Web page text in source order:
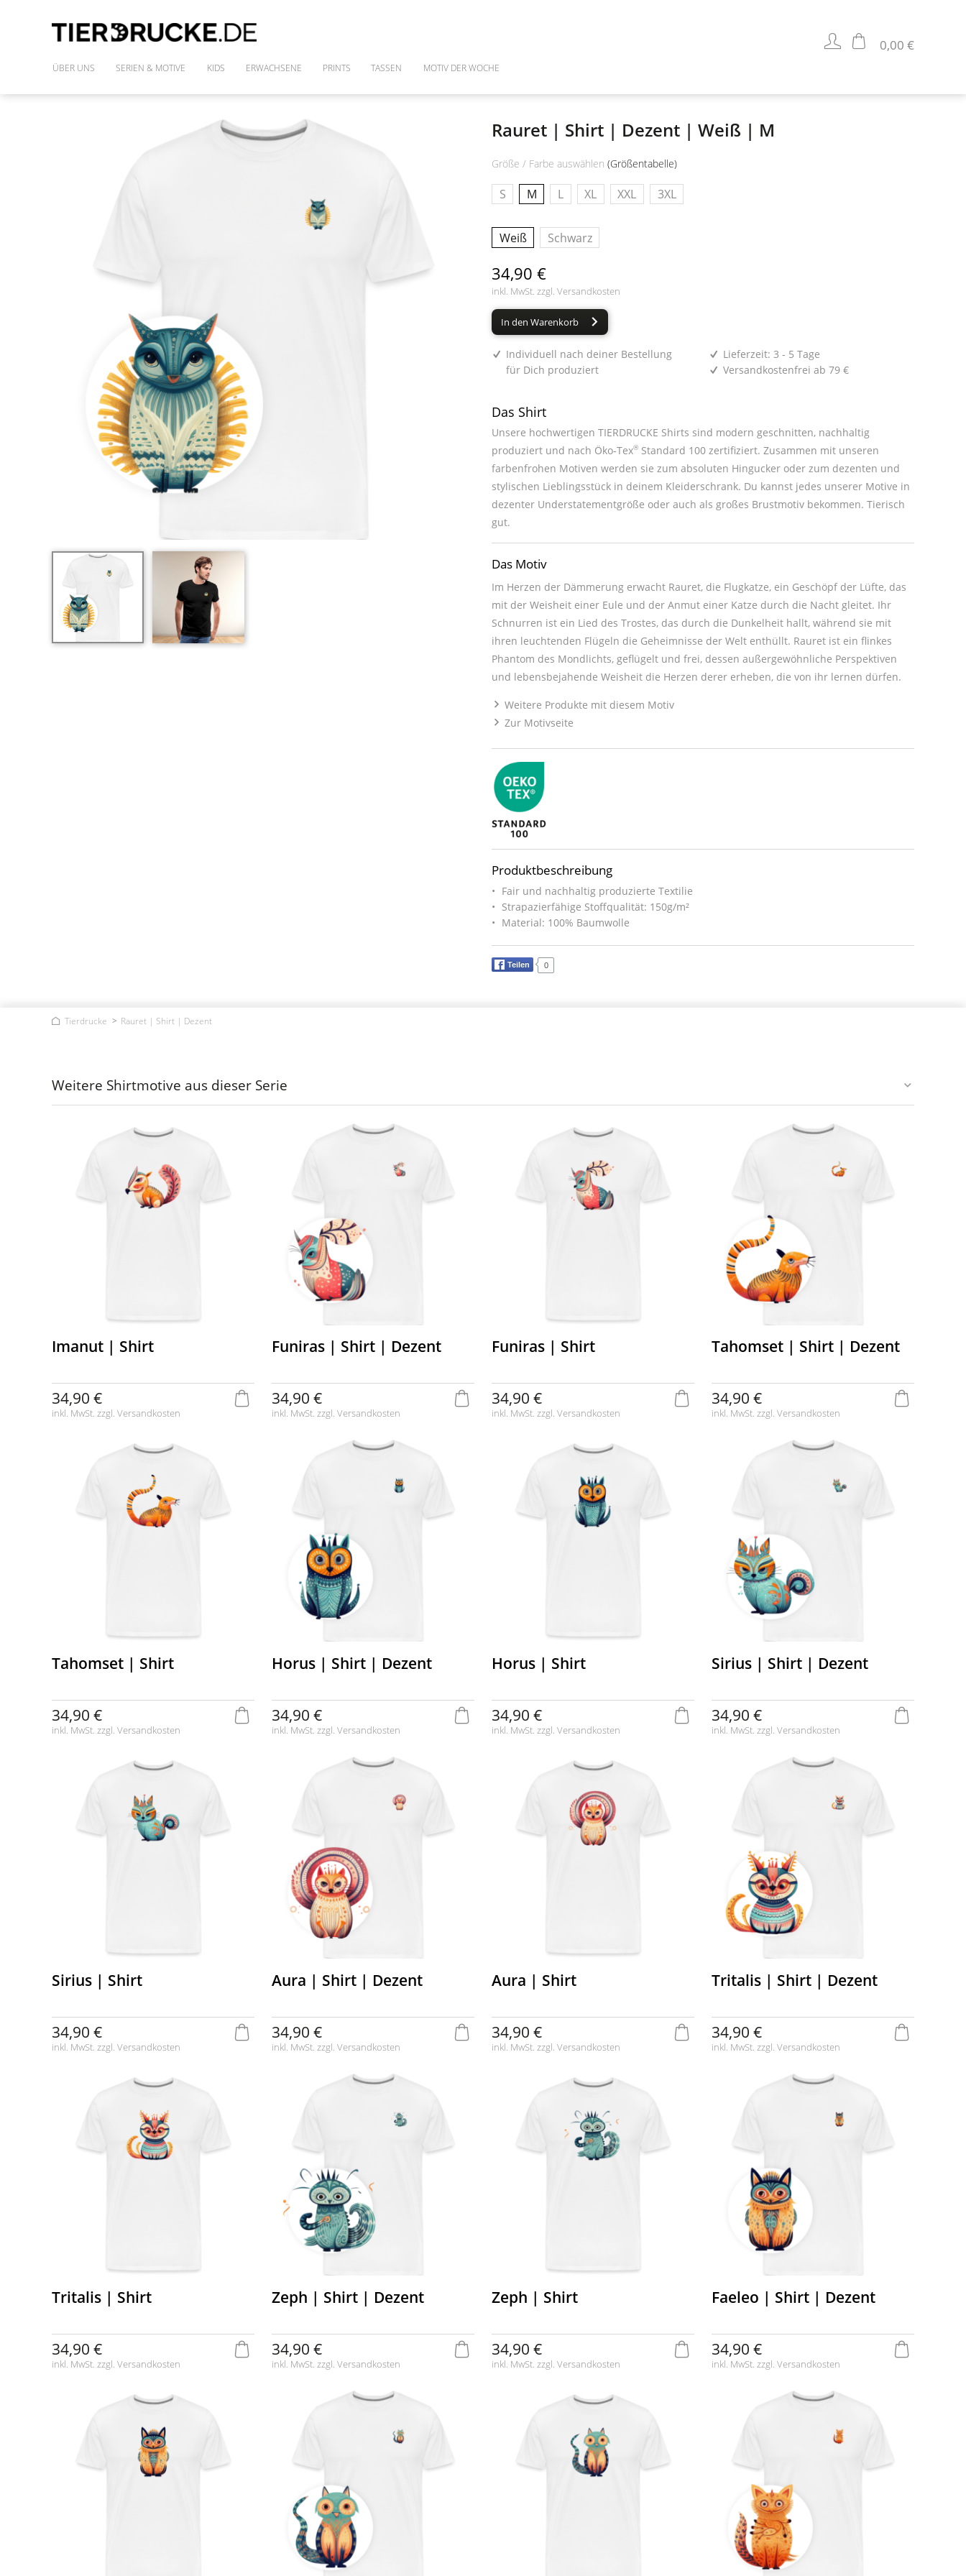
ÜBER UNS SERIEN & MOTIVE
IM WILDEN WALD
DIE FREUNDE DES PHARAO
KIDS ERWACHSENE
SHIRTS
FRAUENSHIRTS
PRINTS TASSEN MOTIV DER WOCHE
0,00 €
Rauret | Shirt | Dezent | Weiß | M
Größe / Farbe auswählen (Größentabelle)
S M L XL XXL 3XL
Weiß Schwarz
34,90 €
inkl. MwSt. zzgl. Versandkosten
In den Warenkorb
Individuell nach deiner Bestellung
für Dich produziert
Lieferzeit: 3 - 5 Tage
Versandkostenfrei ab 79 €
Das Shirt
Unsere hochwertigen TIERDRUCKE Shirts sind modern geschnitten, nachhaltig
produziert und nach Öko-Tex® Standard 100 zertifiziert. Zusammen mit unseren
farbenfrohen Motiven werden sie zum absoluten Hingucker oder zum dezenten und
stylischen Lieblingsstück in deinem Kleiderschrank. Du kannst jedes unserer Motive in
dezenter Understatementgröße oder auch als großes Brustmotiv bekommen. Tierisch
gut.
Das Motiv
Im Herzen der Dämmerung erwacht Rauret, die Flugkatze, ein Geschöpf der Lüfte, das
mit der Weisheit einer Eule und der Anmut einer Katze durch die Nacht gleitet. Ihr
Schnurren ist ein Lied des Trostes, das durch die Dunkelheit hallt, während sie mit
ihren leuchtenden Flügeln die Geheimnisse der Welt enthüllt. Rauret ist ein flinkes
Phantom des Mondlichts, geflügelt und frei, dessen außergewöhnliche Perspektiven
und lebensbejahende Weisheit die Herzen derer erheben, die von ihr lernen dürfen.
Weitere Produkte mit diesem Motiv
Zur Motivseite
Produktbeschreibung
Fair und nachhaltig produzierte Textilie
Strapazierfähige Stoffqualität: 150g/m²
Material: 100% Baumwolle
Teilen 0
Tierdrucke Rauret | Shirt | Dezent
Weitere Shirtmotive aus dieser Serie
Imanut | Shirt
34,90 €
inkl. MwSt. zzgl. Versandkosten
Funiras | Shirt | Dezent
34,90 €
inkl. MwSt. zzgl. Versandkosten
Funiras | Shirt
34,90 €
inkl. MwSt. zzgl. Versandkosten
Tahomset | Shirt | Dezent
34,90 €
inkl. MwSt. zzgl. Versandkosten
Tahomset | Shirt
34,90 €
inkl. MwSt. zzgl. Versandkosten
Horus | Shirt | Dezent
34,90 €
inkl. MwSt. zzgl. Versandkosten
Horus | Shirt
34,90 €
inkl. MwSt. zzgl. Versandkosten
Sirius | Shirt | Dezent
34,90 €
inkl. MwSt. zzgl. Versandkosten
Sirius | Shirt
34,90 €
inkl. MwSt. zzgl. Versandkosten
Aura | Shirt | Dezent
34,90 €
inkl. MwSt. zzgl. Versandkosten
Aura | Shirt
34,90 €
inkl. MwSt. zzgl. Versandkosten
Tritalis | Shirt | Dezent
34,90 €
inkl. MwSt. zzgl. Versandkosten
Tritalis | Shirt
34,90 €
inkl. MwSt. zzgl. Versandkosten
Zeph | Shirt | Dezent
34,90 €
inkl. MwSt. zzgl. Versandkosten
Zeph | Shirt
34,90 €
inkl. MwSt. zzgl. Versandkosten
Faeleo | Shirt | Dezent
34,90 €
inkl. MwSt. zzgl. Versandkosten